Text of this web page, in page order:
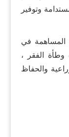
وتوفير
في
وطأة الفقر ،
والحفاظ